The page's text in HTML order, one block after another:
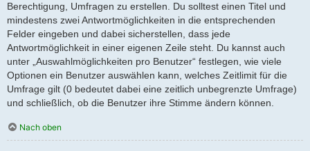
Berechtigung, Umfragen zu erstellen. Du solltest einen Titel und
mindestens zwei Antwortmöglichkeiten in die entsprechenden
Felder eingeben und dabei sicherstellen, dass jede
Antwortmöglichkeit in einer eigenen Zeile steht. Du kannst auch
unter „Auswahlmöglichkeiten pro Benutzer“ festlegen, wie viele
Optionen ein Benutzer auswählen kann, welches Zeitlimit für die
Umfrage gilt (0 bedeutet dabei eine zeitlich unbegrenzte Umfrage)
und schließlich, ob die Benutzer ihre Stimme ändern können.
Nach oben